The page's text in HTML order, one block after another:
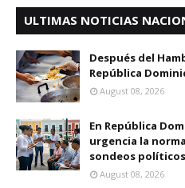
ULTIMAS NOTICIAS
Después del
República
August 08, 2026
En República
urgencia la
sondeos
August 08, 2026